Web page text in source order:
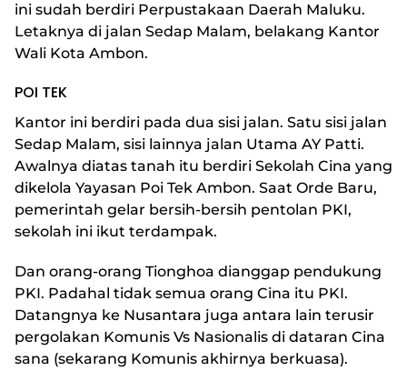
ini sudah berdiri Perpustakaan Daerah Maluku.
Letaknya di jalan Sedap Malam, belakang Kantor
Wali Kota Ambon.
POI TEK
Kantor ini berdiri pada dua sisi jalan. Satu sisi jalan
Sedap Malam, sisi lainnya jalan Utama AY Patti.
Awalnya diatas tanah itu berdiri Sekolah Cina yang
dikelola Yayasan Poi Tek Ambon. Saat Orde Baru,
pemerintah gelar bersih-bersih pentolan PKI,
sekolah ini ikut terdampak.
Dan orang-orang Tionghoa dianggap pendukung
PKI. Padahal tidak semua orang Cina itu PKI.
Datangnya ke Nusantara juga antara lain terusir
pergolakan Komunis Vs Nasionalis di dataran Cina
sana (sekarang Komunis akhirnya berkuasa).